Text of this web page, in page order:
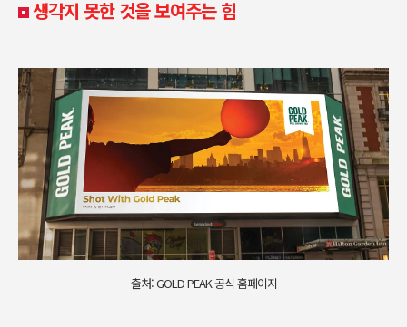
생각지 못한 것을 보여주는 힘
출처: GOLD PEAK 공식 홈페이지